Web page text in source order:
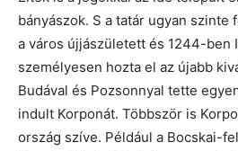
bányászok. S a tatár ugyan
a város újjászületett és 1244-ben
személyesen hozta el az újabb
Budával és Pozsonnyal tette
indult Korponát. Többször is
ország szíve. Például a Bocskai-